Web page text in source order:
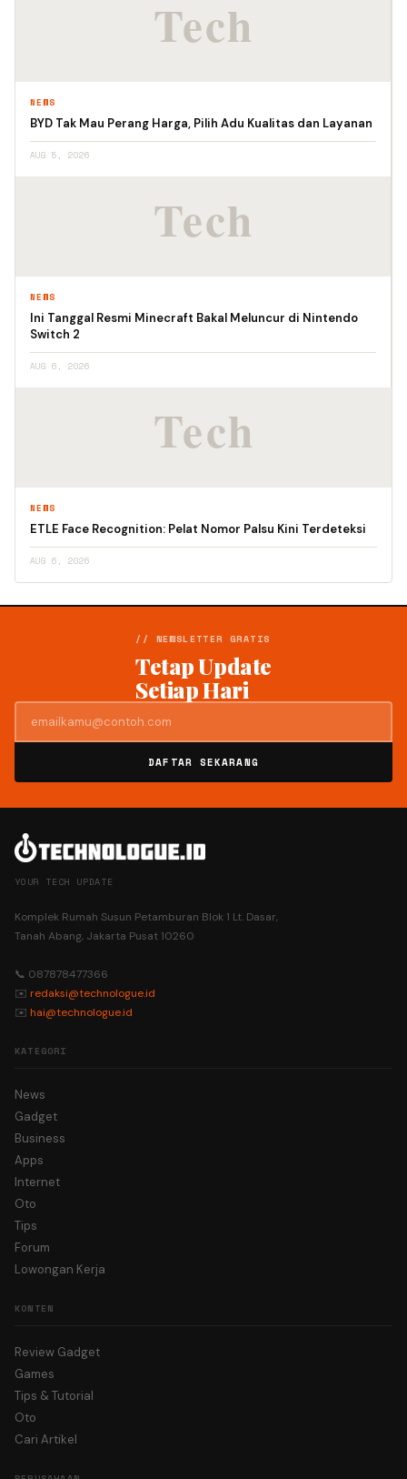
NEWS
BYD Tak Mau Perang Harga, Pilih Adu Kualitas dan Layanan
AUG 5, 2026
NEWS
Ini Tanggal Resmi Minecraft Bakal Meluncur di Nintendo
Switch 2
AUG 6, 2026
NEWS
ETLE Face Recognition: Pelat Nomor Palsu Kini Terdeteksi
AUG 6, 2026
// NEWSLETTER GRATIS
Tetap Update
Setiap Hari
DAFTAR SEKARANG
YOUR TECH UPDATE
Komplek Rumah Susun Petamburan Blok 1 Lt. Dasar,
Tanah Abang, Jakarta Pusat 10260
📞 087878477366
✉️ redaksi@technologue.id
✉️ hai@technologue.id
KATEGORI
News
Gadget
Business
Apps
Internet
Oto
Tips
Forum
Lowongan Kerja
KONTEN
Review Gadget
Games
Tips & Tutorial
Oto
Cari Artikel